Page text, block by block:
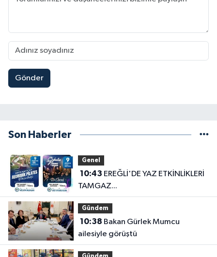
Gönder
Son Haberler
Genel
10:43
TAMGAZ...
Gündem
10:38
ailesiyle görüştü